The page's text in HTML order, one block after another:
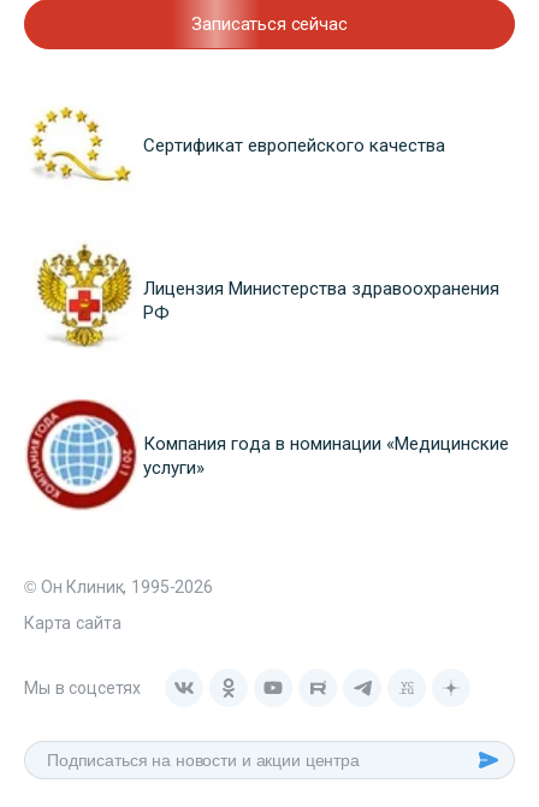
Записаться сейчас
Сертификат европейского качества
Лицензия Министерства здравоохранения
РФ
Компания года в номинации «Медицинские
услуги»
© Он Клиник, 1995-2026
Карта сайта
Мы в соцсетях